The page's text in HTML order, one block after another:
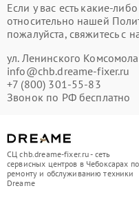
Если у вас есть какие-
относительно нашей
пожалуйста, свяжитесь с
ул. Ленинского
info@chb.dreame-fixer.ru
+7 (800) 301-55-83
Звонок по РФ бесплатно
СЦ chb.dreame-fixer.ru - сеть
сервисных центров в Чебоксарах по
ремонту и обслуживанию техники
Dreame